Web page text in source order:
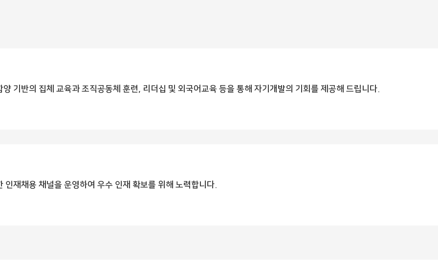
양 기반의 집체 교육과 조직공동체 훈련, 리더십 및 외국어교육 등을 통해 자기개발의 기회를 제공해 드립니다.
인재채용 채널을 운영하여 우수 인재 확보를 위해 노력합니다.